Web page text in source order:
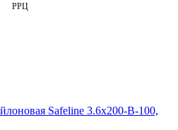
РРЦ
Safeline 3.6x200-В-100,